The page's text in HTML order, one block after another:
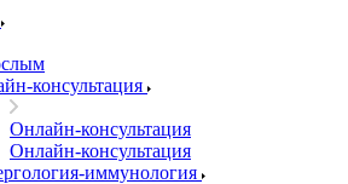
консультация
Онлайн-консультация
Онлайн-консультация
иммунология